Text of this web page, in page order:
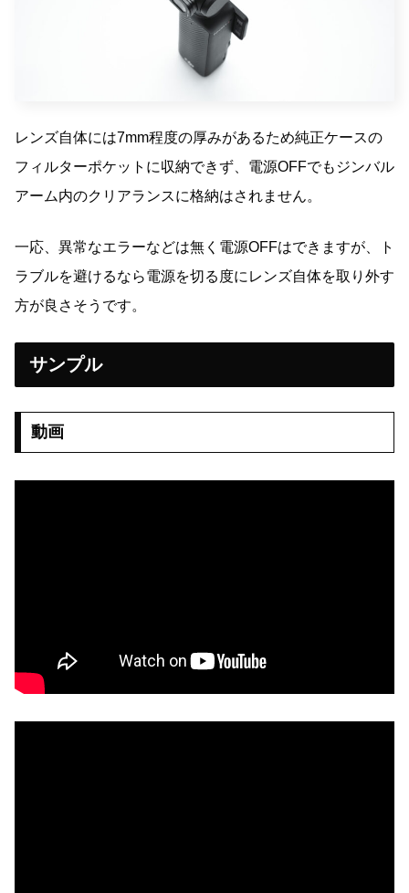
レンズ自体には7mm程度の厚みがあるため純正ケースの
フィルターポケットに収納できず、電源OFFでもジンバル
アーム内のクリアランスに格納はされません。
一応、異常なエラーなどは無く電源OFFはできますが、ト
ラブルを避けるなら電源を切る度にレンズ自体を取り外す
方が良さそうです。
サンプル
動画